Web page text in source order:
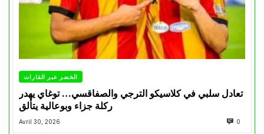
الخضر عبر القارات
تعادل سلبي في كلاسيكو الترجي والصفاقسي… توغاي يهدر
ركلة جزاء وبوعالية يتألق
Avril 30, 2026 0